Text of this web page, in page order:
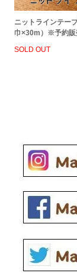
ニットラインテー
巾×30m）※予約
SOLD OUT